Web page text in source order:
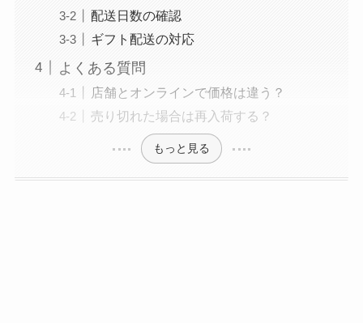
配送日数の確認
ギフト配送の対応
よくある質問
店舗とオンラインで価格は違う？
売り切れた場合は再入荷する？
もっと見る